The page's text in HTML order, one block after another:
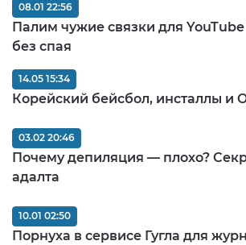
Палим чужие связки для
без спая
08.01 22:56
Корейский бейсбол, инсталлы и
14.05 15:34
Почему депиляция — плохо?
адалта
03.02 20:46
Порнуха в сервисе Гугла для
10.01 02:50